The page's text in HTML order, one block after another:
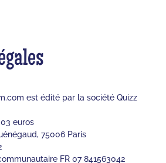
est édité par la société Quizz
euros
75006 Paris
FR 07 841563042